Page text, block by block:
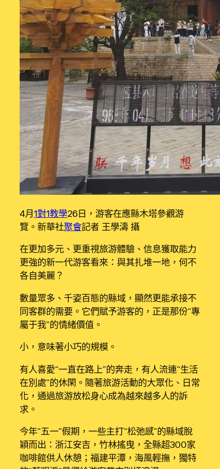
4月 1對1教學26日，游客在應縣木塔參觀游
覽。新華社聚會記者 王學濤 攝
在更加多元、更重視旅游體驗、信息獲取能力
更強的新一代游客看來：與其扎堆一地，何不
各自美麗？
數量眾多、千姿百態的縣域，顯然更能承接不
同客群的需要。它們賦予游客的，正是那份“專
屬于我”的情緒價值。
小，意味著小巧的規模。
有人喜愛“一直在路上”的奔走，有人流連“生活
在別處”的休閑。隨著旅游活動的大眾化、日常
化，通過旅游放松身心成為越來越多人的訴
求。
今年“五一”假期，一些主打“松弛感”的縣域脫
穎而出：浙江安吉，竹林搖曳，全縣超300家
咖啡館供人休憩；福建平潭，海風輕撫，獨特